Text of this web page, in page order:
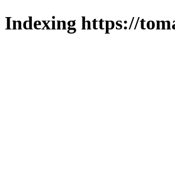
Indexing https://